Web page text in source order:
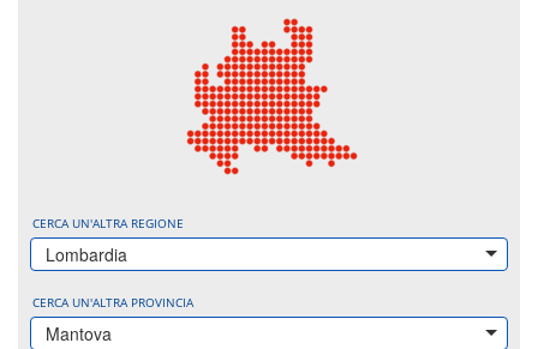
CERCA UN'ALTRA REGIONE
Lombardia
CERCA UN'ALTRA PROVINCIA
Mantova